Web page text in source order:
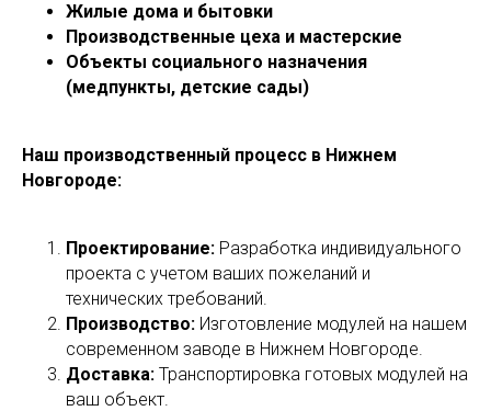
Жилые дома и бытовки
Производственные цеха и мастерские
Объекты социального назначения
(медпункты, детские сады)
Наш производственный процесс в Нижнем
Новгороде:
Проектирование: Разработка индивидуального
проекта с учетом ваших пожеланий и
технических требований.
Производство: Изготовление модулей на нашем
современном заводе в Нижнем Новгороде.
Доставка: Транспортировка готовых модулей на
ваш объект.